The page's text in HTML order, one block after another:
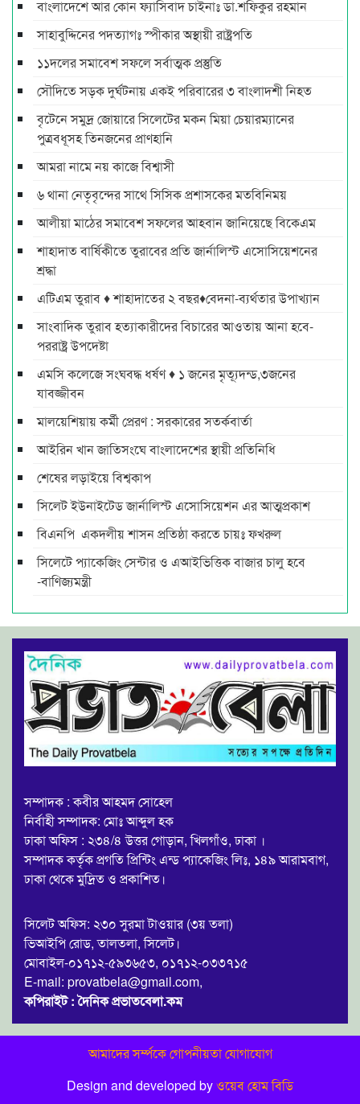
বাংলাদেশে আর কোন ফ্যাসিবাদ চাইনাঃ ডা.শফিকুর রহমান
সাহাবুদ্দিনের পদত্যাগঃ স্পীকার অস্থায়ী রাষ্ট্রপতি
১১দলের সমাবেশ সফলে সর্বাত্মক প্রস্তুতি
সৌদিতে সড়ক দুর্ঘটনায় একই পরিবারের ৩ বাংলাদশী নিহত
বৃটেনে সমুদ্র জোয়ারে সিলেটের মকন মিয়া চেয়ারম্যানের
পুত্রবধূসহ তিনজনের প্রাণহানি
আমরা নামে নয় কাজে বিশ্বাসী
৬ থানা নেতৃবৃন্দের সাথে সিসিক প্রশাসকের মতবিনিময়
আলীয়া মাঠের সমাবেশ সফলের আহবান জানিয়েছে বিকেএম
শাহাদাত বার্ষিকীতে তুরাবের প্রতি জার্নালিস্ট এসোসিয়েশনের
শ্রদ্ধা
এটিএম তুরাব ♦ শাহাদাতের ২ বছর♦বেদনা-ব্যর্থতার উপাখ্যান
সাংবাদিক তুরাব হত্যাকারীদের বিচারের আওতায় আনা হবে-
পররাষ্ট্র উপদেষ্টা
এমসি কলেজে সংঘবদ্ধ ধর্ষণ ♦ ১ জনের মৃত্যূদন্ড,৩জনের
যাবজ্জীবন
মালয়েশিয়ায় কর্মী প্রেরণ : সরকারের সতর্কবার্তা
আইরিন খান জাতিসংঘে বাংলাদেশের স্থায়ী প্রতিনিধি
শেষের লড়াইয়ে বিশ্বকাপ
সিলেট ইউনাইটেড জার্নালিস্ট এসোসিয়েশন এর আত্মপ্রকাশ
বিএনপি একদলীয় শাসন প্রতিষ্ঠা করতে চায়ঃ ফখরুল
সিলেটে প্যাকেজিং সেন্টার ও এআইভিত্তিক বাজার চালু হবে
-বাণিজ্যমন্ত্রী
সম্পাদক : কবীর আহমদ সোহেল
নির্বাহী সম্পাদক: মোঃ আব্দুল হক
ঢাকা অফিস : ২৩৪/৪ উত্তর গোড়ান, খিলগাঁও, ঢাকা ।
সম্পাদক কর্তৃক প্রগতি প্রিন্টিং এন্ড প্যাকেজিং লিঃ, ১৪৯ আরামবাগ,
ঢাকা থেকে মুদ্রিত ও প্রকাশিত।
সিলেট অফিস: ২৩০ সুরমা টাওয়ার (৩য় তলা)
ভিআইপি রোড, তালতলা, সিলেট।
মোবাইল-০১৭১২-৫৯৩৬৫৩, ০১৭১২-০৩৩৭১৫
E-mail: provatbela@gmail.com,
কপিরাইট : দৈনিক প্রভাতবেলা.কম
আমাদের সর্ম্পকেগোপনীয়তাযোগাযোগ
Design and developed byওয়েব হোম বিডি